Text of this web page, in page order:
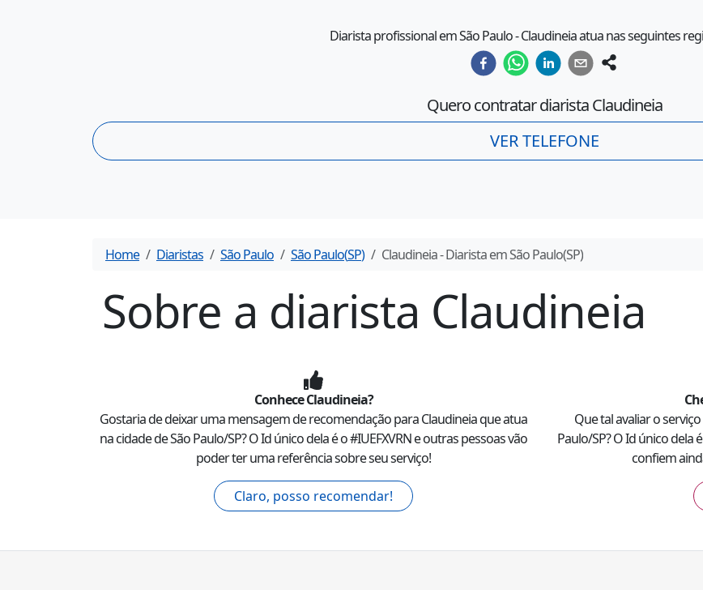
Diarista profissional em São Paulo - Claudineia atua nas seguintes
Quero contratar diaristaClaudineia
VER TELEFONE
Home Diaristas São Paulo São Paulo(SP) Claudineia- Diarista emSão Paulo(SP)
Sobre a diarista Claudineia
ConheceClaudineia?
Gostaria de deixar uma mensagem de recomendação paraClaudineiaque atua
na cidade deSão Paulo/SP? O Id único dela é o #IUEFXVRNe outras pessoas vão
poder ter uma referência sobre seu serviço!
Claro, posso recomendar!
Que tal avaliar o
Paulo/SP? O Id único dela
confiem